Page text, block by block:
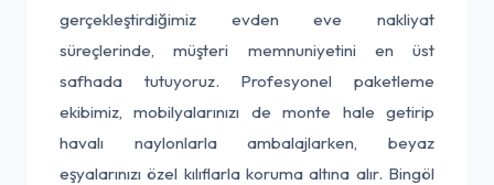
gerçekleştirdiğimiz evden eve nakliyat
süreçlerinde, müşteri memnuniyetini en üst
safhada tutuyoruz. Profesyonel paketleme
ekibimiz, mobilyalarınızı de monte hale getirip
havalı naylonlarla ambalajlarken, beyaz
eşyalarınızı özel kılıflarla koruma altına alır. Bingöl